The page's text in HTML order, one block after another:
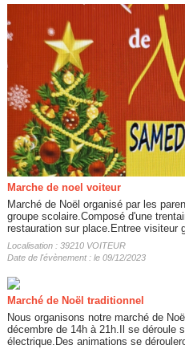
Marche de noel voiteur
Marché de Noël organisé par les
groupe scolaire.Composé d'une
restauration sur place.Entree visiteur
Localisation : 39210 VOITEUR
Date de l'évènement : le 09/12/2023
Marché de Noël traditionnel
Nous organisons notre marché de
décembre de 14h à 21h.Il se déroule
électrique.Des animations se